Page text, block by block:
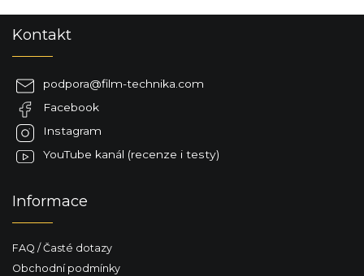
Kontakt
podpora@film-technika.com
Facebook
Instagram
YouTube kanál (recenze i testy)
Informace
FAQ / Časté dotazy
Obchodní podmínky